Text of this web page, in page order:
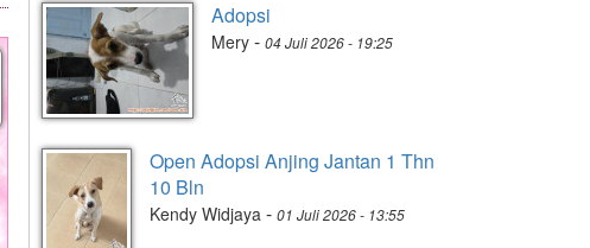
Adopsi
Mery - 04 Juli 2026 - 19:25
Open Adopsi Anjing Jantan 1 Thn
10 Bln
Kendy Widjaya - 01 Juli 2026 - 13:55